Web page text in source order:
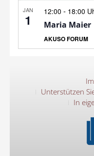
JAN
1
12:00 - 18:00
Maria Maier
AKUSO FORUM
Unterstützen
In